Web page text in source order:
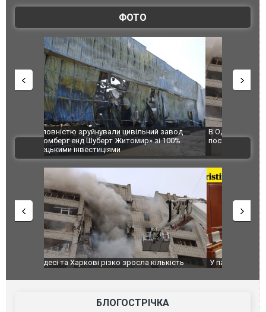
ФОТО
В Одесі та Харкові різко зросла кількість
постраждалих від обстрілу РФ
Ворог
двоє
після
ВІДЕО
У парламенті Косово прем'єра закидали яйцями
Приїхав
до
зіркового
БЛОГОСТРІЧКА